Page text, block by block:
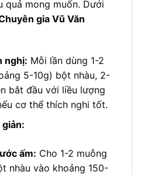
quả mong muốn. Dưới
gia Vũ Văn
nghị: Mỗi lần dùng 1-2
5-10g) bột nhàu, 2-
bắt đầu với liều lượng
cơ thể thích nghi tốt.
ấm: Cho 1-2 muỗng
nhàu vào khoảng 150-